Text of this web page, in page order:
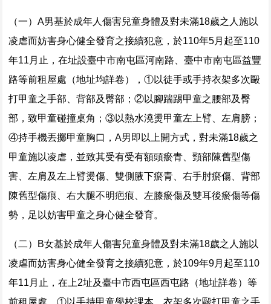
（一）A男基於成年人傷害兒童身體及對未滿18歲之人施以
凌虐而妨害身心健全發育之接續犯意，於110年5月起至110
年11月止，在址設臺中市南屯區河南路、臺中市南屯區益豐
路等前租屋處（地址均詳卷），①以徒手或手持衣架多次毆
打甲童之手部、背部及臀部；②以腳踹踢甲童之腰部及臀
部，致甲童碰撞桌角；③以熱水澆燙甲童左上臂、左肩膀；
④持手機丟擲甲童胸口，A男即以上開方式，對未滿18歲之
甲童施以凌虐，並致其受有受有額頭瘀青、頸部陳舊型傷
害、左肩及左上臂燙傷、雙側腋下瘀青、右手肘瘀傷、背部
陳舊型傷痕、右大腿不明疤痕、左膝瘀傷及雙耳後瘀傷等傷
勢，足以妨害甲童之身心健全發育。
（二）B女基於成年人傷害兒童身體及對未滿18歲之人施以
凌虐而妨害身心健全發育之接續犯意，於109年9月起至110
年11月止，在上2址及臺中市西屯區西屯路（地址詳卷）等
前租屋處，①以手持甲童學校課本、衣架多次毆打甲童之手